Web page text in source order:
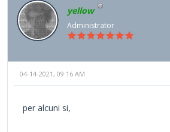
yellow
Administrator
04-14-2021, 09:16 AM
per alcuni si,